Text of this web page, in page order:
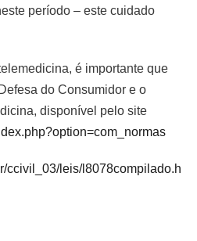
período – este cuidado
é importante que
do Consumidor e o
disponível pelo site
ccivil_03/leis/l8078compilado.h